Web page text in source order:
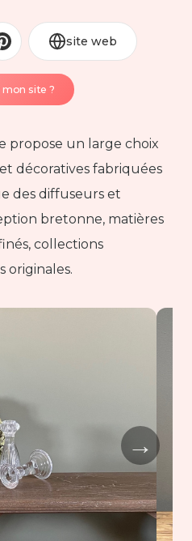
site web
mon site ?
propose un large choix
décoratives fabriquées
des diffuseurs et
bretonne, matières
collections
originales.
→